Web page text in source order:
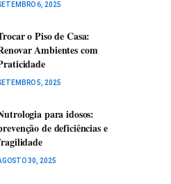
6, 2025
o Piso de Casa:
Ambientes com
5, 2025
para idosos:
de deficiências e
30, 2025